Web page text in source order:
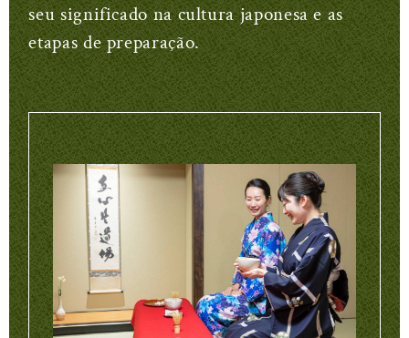
seu significado na cultura japonesa e as
etapas de preparação.